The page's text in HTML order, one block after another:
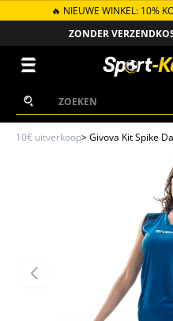
GA NAAR INHOUD
🔥 NIEUWE WINKEL: 10%
ZONDER
Zoeken
Zoeken
10€ uitverkoop>Givova Kit Spike
VORIGE